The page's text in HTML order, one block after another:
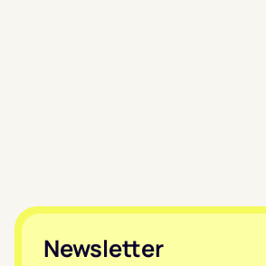
Footer
Newsletter